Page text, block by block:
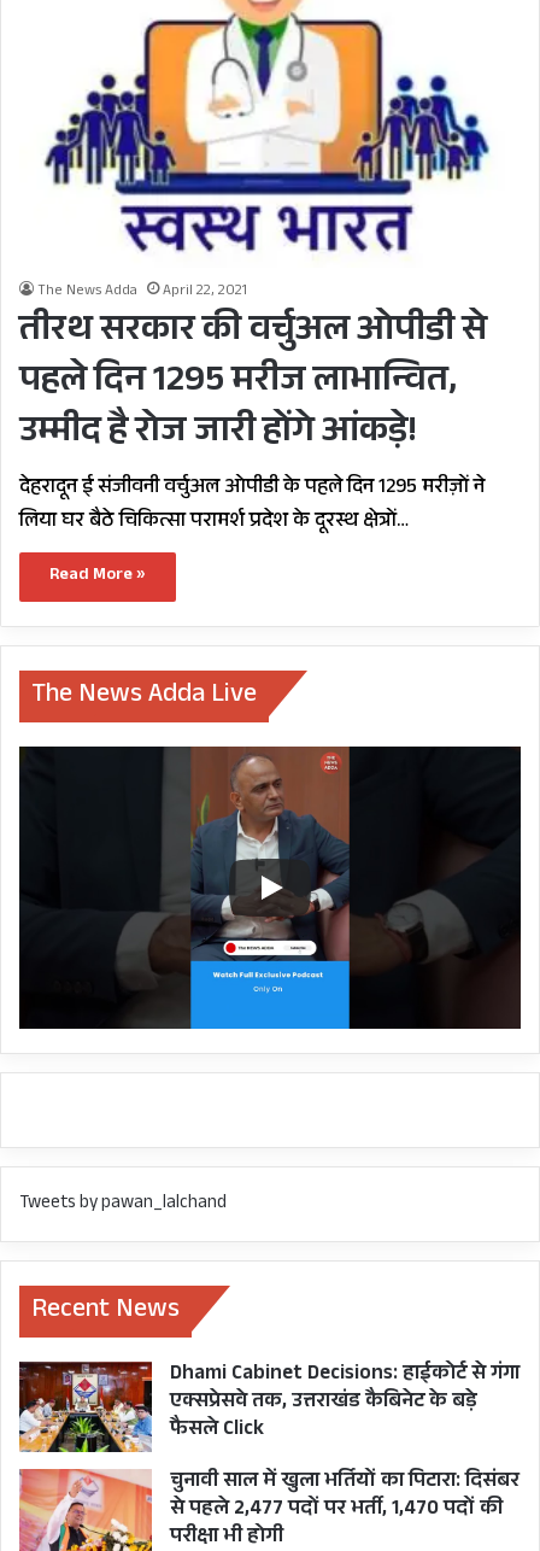
The News Adda April 22, 2021
तीरथ सरकार की वर्चुअल ओपीडी से
पहले दिन 1295 मरीज लाभान्वित,
उम्मीद है रोज जारी होंगे आंकड़े!
देहरादून ई संजीवनी वर्चुअल ओपीडी के पहले दिन 1295 मरीज़ों ने
लिया घर बैठे चिकित्सा परामर्श प्रदेश के दूरस्थ क्षेत्रों…
Read More »
The News Adda Live
Tweets by pawan_lalchand
Recent News
Dhami Cabinet Decisions: हाईकोर्ट से गंगा
एक्सप्रेसवे तक, उत्तराखंड कैबिनेट के बड़े
फैसले Click
चुनावी साल में खुला भर्तियों का पिटारा: दिसंबर
से पहले 2,477 पदों पर भर्ती, 1,470 पदों की
परीक्षा भी होगी